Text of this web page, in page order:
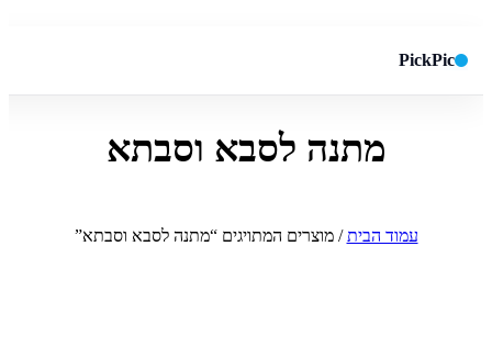
PickPic
חיפוש באתר
חפש
מתנה לסבא וסבתא
עמוד הבית/ מוצרים המתויגים “מתנה לסבא וסבתא”